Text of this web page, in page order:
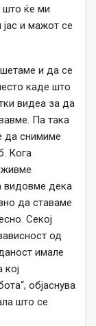
што ќе ми
и мажот се
и да се
каде што
видеа за да
Па така
да снимиме
Кога
видовме дека
да ставаме
Секој
од
имале
кој
објаснува
што се